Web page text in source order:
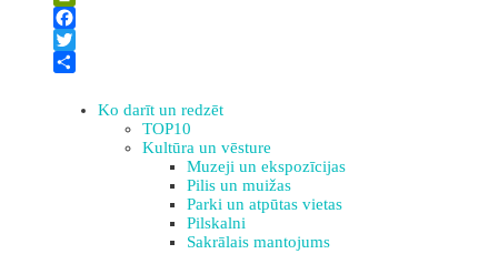
PrintFriendly
Facebook
Twitter
Ko darīt un redzēt
TOP10
Kultūra un vēsture
Muzeji un ekspozīcijas
Pilis un muižas
Parki un atpūtas vietas
Pilskalni
Sakrālais mantojums